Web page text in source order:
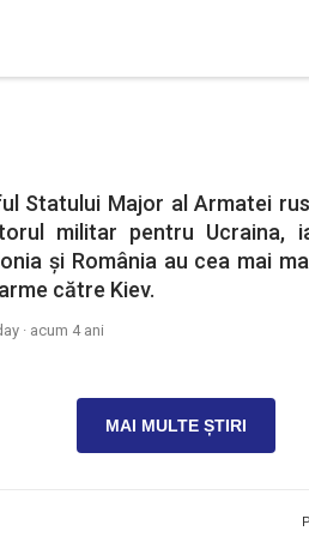
Statului Major al Armatei
militar pentru Ucraina,
și România au cea mai
către Kiev.
· acum 4 ani
MAI MULTE ȘTIRI